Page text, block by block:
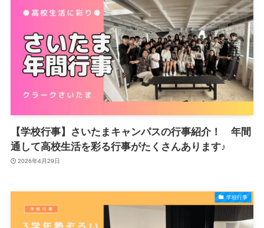
【学校行事】さいたまキャンパスの行事紹介！ 年間
通して高校生活を彩る行事がたくさんあります♪
2026年4月29日
学校行事